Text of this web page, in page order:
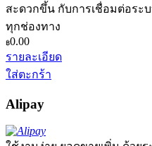
สะดวกขึ้น กับการเชื่อมต่อระบ
ทุกช่องทาง
฿0.00
รายละเอียด
ใส่ตะกร้า
Alipay